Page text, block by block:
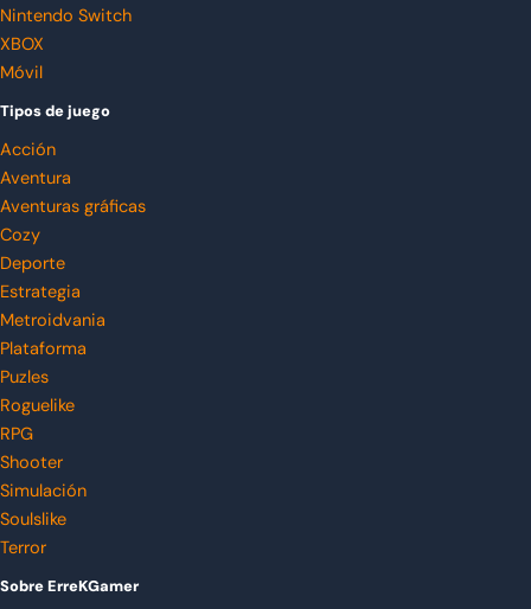
Nintendo Switch
XBOX
Móvil
Tipos de juego
Acción
Aventura
Aventuras gráficas
Cozy
Deporte
Estrategia
Metroidvania
Plataforma
Puzles
Roguelike
RPG
Shooter
Simulación
Soulslike
Terror
Sobre ErreKGamer